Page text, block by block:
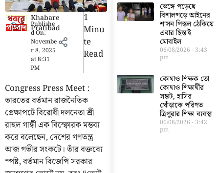
Khabare
Pratibad
Publishe
d On:
Novembe
r 8, 2025
at8:31
PM
1
Minu
Te
Read
Congress Press Meet :
ভারতের বর্তমান রাজনৈতিক
প্রেক্ষাপটে বিরোধী দলনেতা শ্রী
রাহুল গান্ধী এক বিস্ফোরক মন্তব্য
করে বলেছেন, দেশের গণতন্ত্র
আজ গভীর সংকটে। তাঁর বক্তব্যে
স্পষ্ট, বর্তমান বিজেপি সরকার
ভেঙ্গে পড়েছে
বিশালগড়ে আইনের
শাসন পিস্তল ঠেকিয়ে
এবার ছিন্তাই
মোবাইল
06/08/2026 3:43
pm
কোথাও শিক্ষক তো
কোথাও শিক্ষার্থীর
সঙ্কট, হাসির
খোঁড়াকে পরিণত
ত্রিপুরার শিক্ষা ব্যবস্থা
06/08/2026 3:42
pm